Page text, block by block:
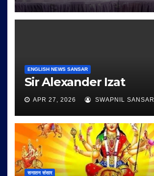
ENGLISH NEWS SANSAR
Sir Alexander Izat
APR 27, 2026 SWAPNIL SANSAR
सनातन संसार